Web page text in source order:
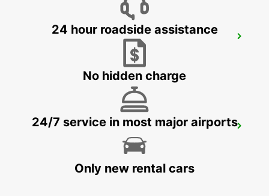
BRISBANE CITY COMMERCIALS
BRISBANE AIRPORT
24 hour roadside assistance
No hidden charge
24/7 service in most major airports
Only new rental cars